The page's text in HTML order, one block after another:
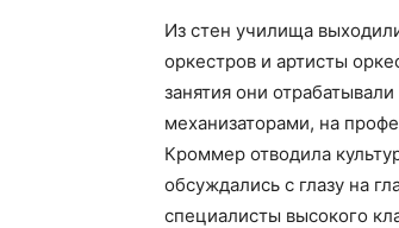
Из стен училища
оркестров и артисты
занятия они
механизаторами, на
Кроммер отводила
обсуждались с глазу на
специалисты высокого